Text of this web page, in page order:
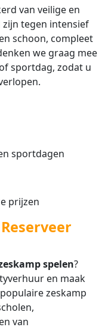
van veilige en
tegen intensief
schoon, compleet
we graag mee
sportdag, zodat u
sportdagen
prijzen
spelen?
en maak
zeskamp
van